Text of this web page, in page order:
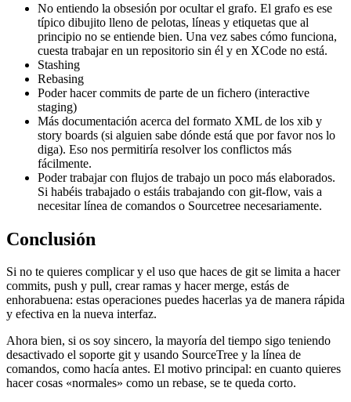
No entiendo la obsesión por ocultar el grafo. El grafo es ese
típico dibujito lleno de pelotas, líneas y etiquetas que al
principio no se entiende bien. Una vez sabes cómo funciona,
cuesta trabajar en un repositorio sin él y en XCode no está.
Stashing
Rebasing
Poder hacer commits de parte de un fichero (interactive
staging)
Más documentación acerca del formato XML de los xib y
story boards (si alguien sabe dónde está que por favor nos lo
diga). Eso nos permitiría resolver los conflictos más
fácilmente.
Poder trabajar con flujos de trabajo un poco más elaborados.
Si habéis trabajado o estáis trabajando con git-flow, vais a
necesitar línea de comandos o Sourcetree necesariamente.
Conclusión
Si no te quieres complicar y el uso que haces de git se limita a hacer
commits, push y pull, crear ramas y hacer merge, estás de
enhorabuena: estas operaciones puedes hacerlas ya de manera rápida
y efectiva en la nueva interfaz.
Ahora bien, si os soy sincero, la mayoría del tiempo sigo teniendo
desactivado el soporte git y usando SourceTree y la línea de
comandos, como hacía antes. El motivo principal: en cuanto quieres
hacer cosas «normales» como un rebase, se te queda corto.